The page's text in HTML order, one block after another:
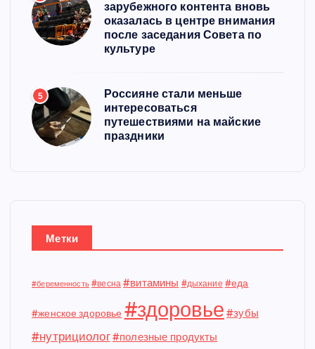
зарубежного контента вновь
оказалась в центре внимания
после заседания Совета по
культуре
5
Россияне стали меньше
интересоваться
путешествиями на майские
праздники
Метки
#беременность #весна #витамины #дыхание #еда
#женское здоровье #здоровье #зубы
#нутрициолог#полезные продукты